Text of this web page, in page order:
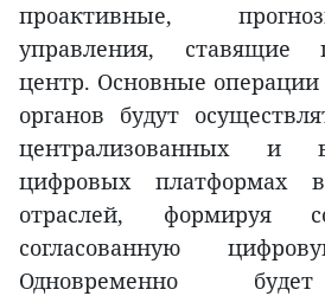
проактивные,
управления, ставящие
центр. Основные операции
органов будут
централизованных и
цифровых платформах
отраслей, формируя
согласованную
Одновременно